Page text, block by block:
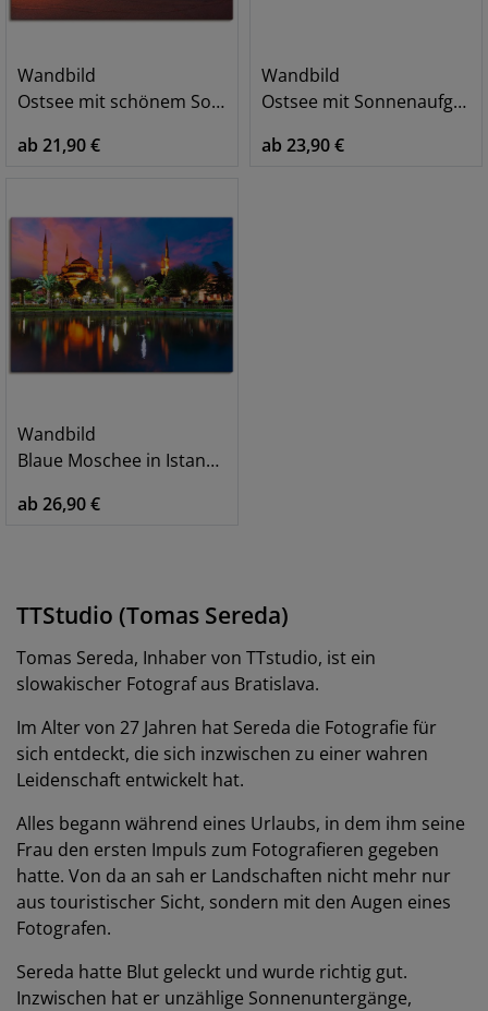
Wandbild
Ostsee mit schönem Sonnenaufgang
ab 21,90 €
Wandbild
Ostsee mit Sonnenaufgang s/w
ab 23,90 €
Wandbild
Blaue Moschee in Istanbul - Türkei
ab 26,90 €
TTStudio (Tomas Sereda)
Tomas Sereda, Inhaber von TTstudio, ist ein
slowakischer Fotograf aus Bratislava.
Im Alter von 27 Jahren hat Sereda die Fotografie für
sich entdeckt, die sich inzwischen zu einer wahren
Leidenschaft entwickelt hat.
Alles begann während eines Urlaubs, in dem ihm seine
Frau den ersten Impuls zum Fotografieren gegeben
hatte. Von da an sah er Landschaften nicht mehr nur
aus touristischer Sicht, sondern mit den Augen eines
Fotografen.
Sereda hatte Blut geleckt und wurde richtig gut.
Inzwischen hat er unzählige Sonnenuntergänge,